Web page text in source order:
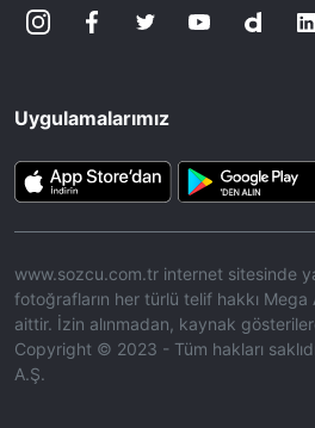
Uygulamalarımız
www.sozcu.com.tr internet sitesinde
fotoğrafların her türlü telif hakkı
aittir. İzin alınmadan, kaynak
Copyright © 2023 - Tüm hakları
A.Ş.